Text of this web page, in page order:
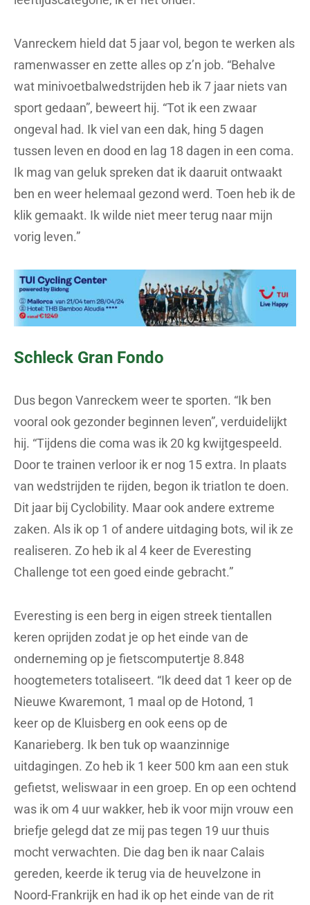
Vanreckem hield dat 5 jaar vol, begon te werken als
ramenwasser en zette alles op z’n job. “Behalve
wat minivoetbalwedstrijden heb ik 7 jaar niets van
sport gedaan”, beweert hij. “Tot ik een zwaar
ongeval had. Ik viel van een dak, hing 5 dagen
tussen leven en dood en lag 18 dagen in een coma.
Ik mag van geluk spreken dat ik daaruit ontwaakt
ben en weer helemaal gezond werd. Toen heb ik de
klik gemaakt. Ik wilde niet meer terug naar mijn
vorig leven.”
Schleck Gran Fondo
Dus begon Vanreckem weer te sporten. “Ik ben
vooral ook gezonder beginnen leven”, verduidelijkt
hij. “Tijdens die coma was ik 20 kg kwijtgespeeld.
Door te trainen verloor ik er nog 15 extra. In plaats
van wedstrijden te rijden, begon ik triatlon te doen.
Dit jaar bij Cyclobility. Maar ook andere extreme
zaken. Als ik op 1 of andere uitdaging bots, wil ik ze
realiseren. Zo heb ik al 4 keer de Everesting
Challenge tot een goed einde gebracht.”
Everesting is een berg in eigen streek tientallen
keren oprijden zodat je op het einde van de
onderneming op je fietscomputertje 8.848
hoogtemeters totaliseert. “Ik deed dat 1 keer op de
Nieuwe Kwaremont, 1 maal op de Hotond, 1
keer op de Kluisberg en ook eens op de
Kanarieberg. Ik ben tuk op waanzinnige
uitdagingen. Zo heb ik 1 keer 500 km aan een stuk
gefietst, weliswaar in een groep. En op een ochtend
was ik om 4 uur wakker, heb ik voor mijn vrouw een
briefje gelegd dat ze mij pas tegen 19 uur thuis
mocht verwachten. Die dag ben ik naar Calais
gereden, keerde ik terug via de heuvelzone in
Noord-Frankrijk en had ik op het einde van de rit